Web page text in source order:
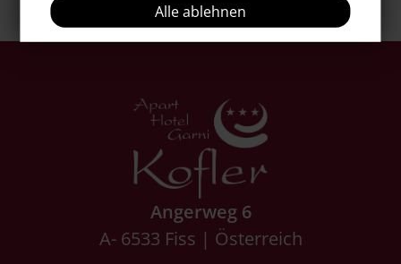
Alle ablehnen
Angerweg 6
A- 6533 Fiss | Österreich